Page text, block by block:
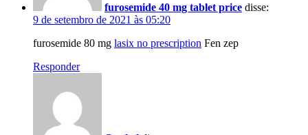
furosemide 40 mg tablet price disse:
9 de setembro de 2021 às 05:20
furosemide 80 mg lasix no prescription Fen zep
Responder